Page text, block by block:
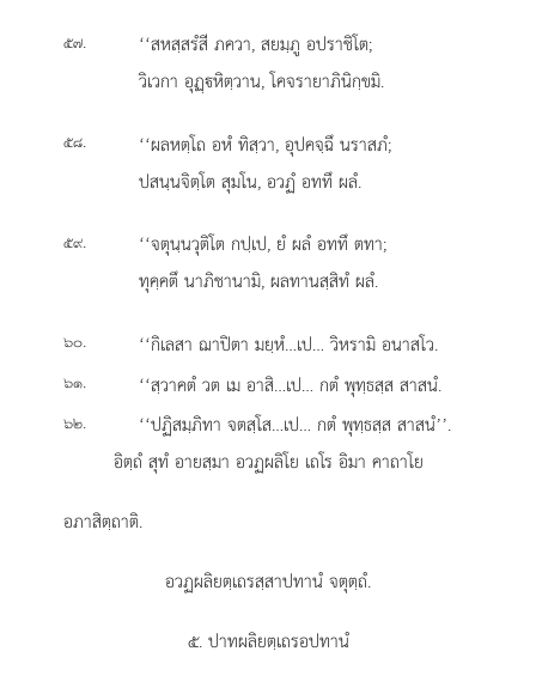
๕๗.
‘‘สหสฺสรํสี ภควา, สยมฺภู อปราชิโต;
วิเวกา อุฏฺหิตฺวาน, โคจรายาภินิกฺขมิ.
๕๘. ‘‘ผลหตฺโถ อหํ ทิสฺวา, อุปคจฺฉึ นราสภํ;
ปสนฺนจิตฺโต สุมโน, อวฏํ อททึ ผลํ.
๕๙. ‘‘จตุนฺนวุติโต กปฺเป, ยํ ผลํ อททึ ตทา;
ทุคฺคตึ นาภิชานามิ, ผลทานสฺสิทํ ผลํ.
๖๐. ‘‘กิเลสา ฌาปิตา มยฺหํ…เป… วิหรามิ อนาสโว.
๖๑. ‘‘สฺวาคตํ วต เม อาสิ…เป… กตํ พุทฺธสฺส สาสนํ.
๖๒. ‘‘ปฏิสมฺภิทา จตสฺโส…เป… กตํ พุทฺธสฺส สาสนํ’’.
อิตฺถํ สุทํ อายสฺมา อวฏผลิโย เถโร อิมา คาถาโย
อภาสิตฺถาติ.
อวฏผลิยตฺเถรสฺสาปทานํ จตุตฺถํ.
๕. ปาทผลิยตฺเถรอปทานํ